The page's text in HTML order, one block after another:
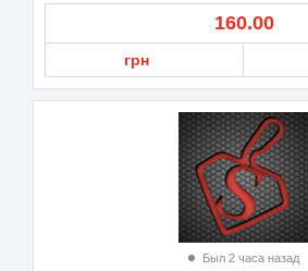
160.00
грн
Был 2 часа назад